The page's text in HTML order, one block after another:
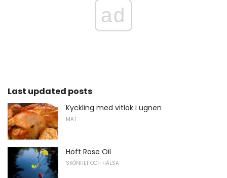
ad
Last updated posts
Kyckling med vitlök i ugnen
MAT
Höft Rose Oil
SKÖNHET OCH HÄLSA